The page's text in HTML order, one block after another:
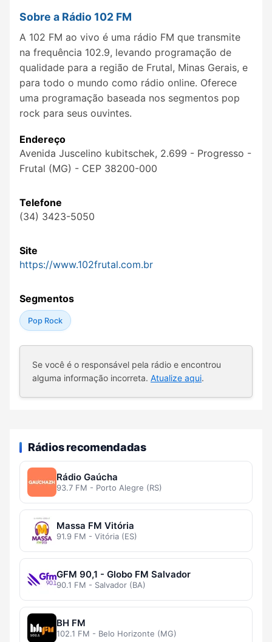
Sobre a Rádio 102 FM
A 102 FM ao vivo é uma rádio FM que transmite
na frequência 102.9, levando programação de
qualidade para a região de Frutal, Minas Gerais, e
para todo o mundo como rádio online. Oferece
uma programação baseada nos segmentos pop
rock para seus ouvintes.
Endereço
Avenida Juscelino kubitschek, 2.699 - Progresso -
Frutal (MG) - CEP 38200-000
Telefone
(34) 3423-5050
Site
https://www.102frutal.com.br
Segmentos
Pop Rock
Se você é o responsável pela rádio e encontrou
alguma informação incorreta. Atualize aqui.
Rádios recomendadas
Rádio Gaúcha
93.7 FM - Porto Alegre (RS)
Massa FM Vitória
91.9 FM - Vitória (ES)
GFM 90,1 - Globo FM Salvador
90.1 FM - Salvador (BA)
BH FM
102.1 FM - Belo Horizonte (MG)